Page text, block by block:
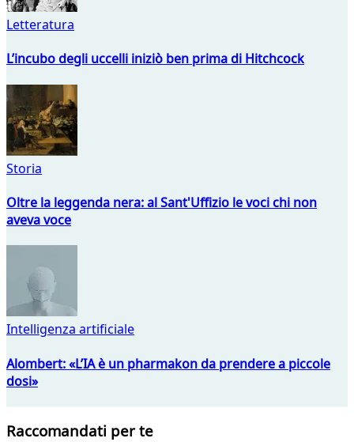
Letteratura
L’incubo degli uccelli iniziò ben prima di Hitchcock
Storia
Oltre la leggenda nera: al Sant'Uffizio le voci chi non
aveva voce
Intelligenza artificiale
Alombert: «L’IA è un pharmakon da prendere a piccole
dosi»
Raccomandati per te